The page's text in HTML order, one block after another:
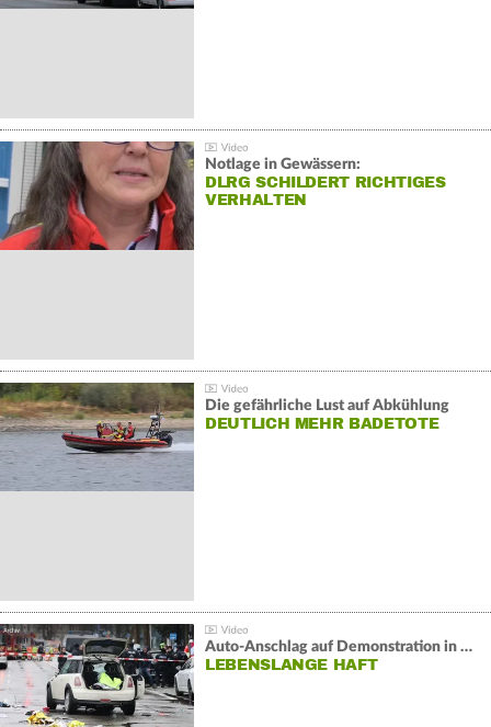
Notlage in Gewässern:
DLRG SCHILDERT RICHTIGES
VERHALTEN
Die gefährliche Lust auf Abkühlung
DEUTLICH MEHR BADETOTE
Auto-Anschlag auf Demonstration in München:
LEBENSLANGE HAFT